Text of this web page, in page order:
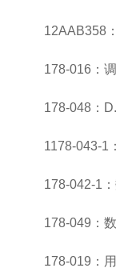
12AAB358
178-016：
178-048：
1178-043-1
178-042-1
178-049：
178-019：